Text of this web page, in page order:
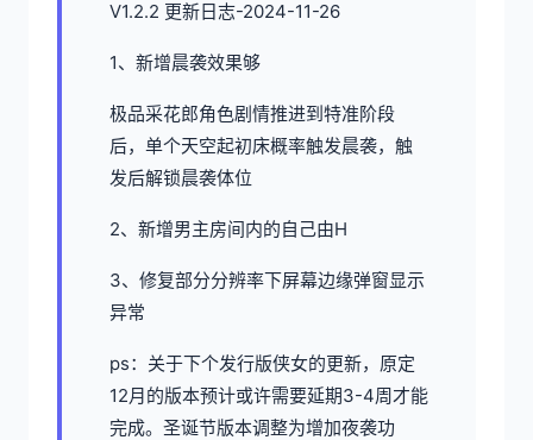
V1.2.2 更新日志-2024-11-26
1、新增晨袭效果够
极品采花郎角色剧情推进到特准阶段
后，单个天空起初床概率触发晨袭，触
发后解锁晨袭体位
2、新增男主房间内的自己由H
3、修复部分分辨率下屏幕边缘弹窗显示
异常
ps：关于下个发行版侠女的更新，原定
12月的版本预计或许需要延期3-4周才能
完成。圣诞节版本调整为增加夜袭功